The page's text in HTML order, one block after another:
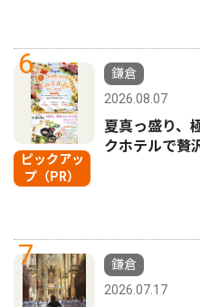
6
ピックアッ
プ（PR）
鎌倉
2026.08.07
夏真っ盛り、
クホテルで贅
7
鎌倉
2026.07.17